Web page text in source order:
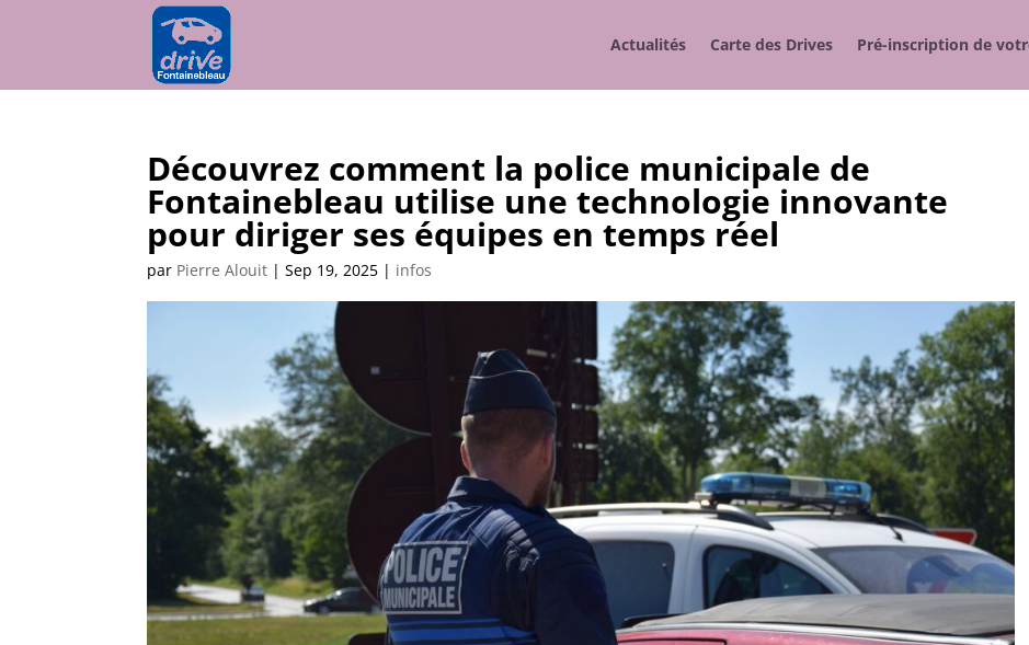
Actualités Carte des Drives Pré-inscription de
Découvrez comment la police municipale de
Fontainebleau utilise une technologie innovante
pour diriger ses équipes en temps réel
par Pierre Alouit |Sep 19, 2025 | infos